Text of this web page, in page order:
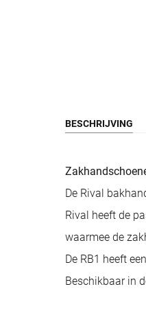
BESCHRIJVING
De Rival
Rival heeft de
waarmee de
De RB1 heeft
Beschikbaar in